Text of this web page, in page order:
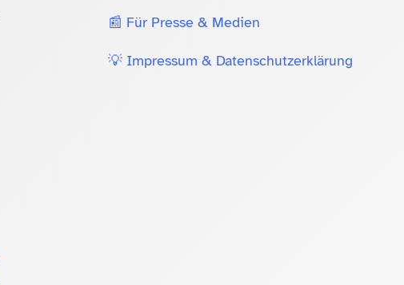
📰 Für Presse & Medien
💡 Impressum & Datenschutzerklärung